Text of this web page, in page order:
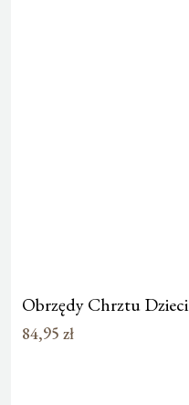
Obrzędy Chrztu Dzieci
84,95 zł